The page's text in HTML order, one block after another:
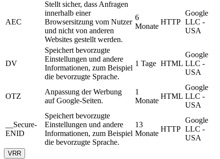
AEC
Stellt sicher, dass Anfragen
innerhalb einer
Browsersitzung vom Nutzer
und nicht von anderen
Websites gestellt werden.
6
Monate
HTTP
Google
LLC -
USA
DV
Speichert bevorzugte
Einstellungen und andere
Informationen, zum Beispiel
die bevorzugte Sprache.
1 Tage HTML
Google
LLC -
USA
OTZ
Anpassung der Werbung
auf Google-Seiten.
1
Monate
HTML
Google
LLC -
USA
__Secure-
ENID
Speichert bevorzugte
Einstellungen und andere
Informationen, zum Beispiel
die bevorzugte Sprache.
13
Monate
HTTP
Google
LLC -
USA
VRR